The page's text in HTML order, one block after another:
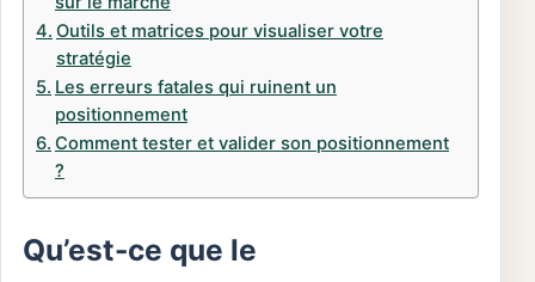
Outils et matrices pour visualiser votre
stratégie
Les erreurs fatales qui ruinent un
positionnement
Comment tester et valider son positionnement
?
Qu’est-ce que le